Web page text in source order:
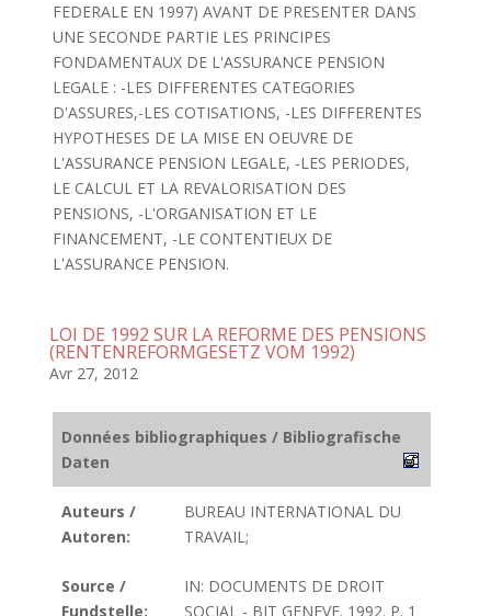
FEDERALE EN 1997) AVANT DE PRESENTER DANS
UNE SECONDE PARTIE LES PRINCIPES
FONDAMENTAUX DE L'ASSURANCE PENSION
LEGALE : -LES DIFFERENTES CATEGORIES
D'ASSURES,-LES COTISATIONS, -LES DIFFERENTES
HYPOTHESES DE LA MISE EN OEUVRE DE
L'ASSURANCE PENSION LEGALE, -LES PERIODES,
LE CALCUL ET LA REVALORISATION DES
PENSIONS, -L'ORGANISATION ET LE
FINANCEMENT, -LE CONTENTIEUX DE
L'ASSURANCE PENSION.
LOI DE 1992 SUR LA REFORME DES PENSIONS
(RENTENREFORMGESETZ VOM 1992)
Avr 27, 2012
Données bibliographiques / Bibliografische
Daten
Auteurs /
Autoren:
BUREAU INTERNATIONAL DU
TRAVAIL;
Source /
Fundstelle:
IN: DOCUMENTS DE DROIT
SOCIAL - BIT GENEVE. 1992. P. 1